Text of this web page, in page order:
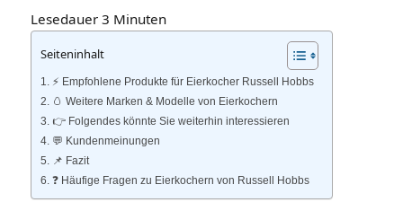
Lesedauer 3 Minuten
Seiteninhalt
⚡️ Empfohlene Produkte für Eierkocher Russell Hobbs
🥚 Weitere Marken & Modelle von Eierkochern
👉 Folgendes könnte Sie weiterhin interessieren
💬 Kundenmeinungen
📌 Fazit
❓ Häufige Fragen zu Eierkochern von Russell Hobbs